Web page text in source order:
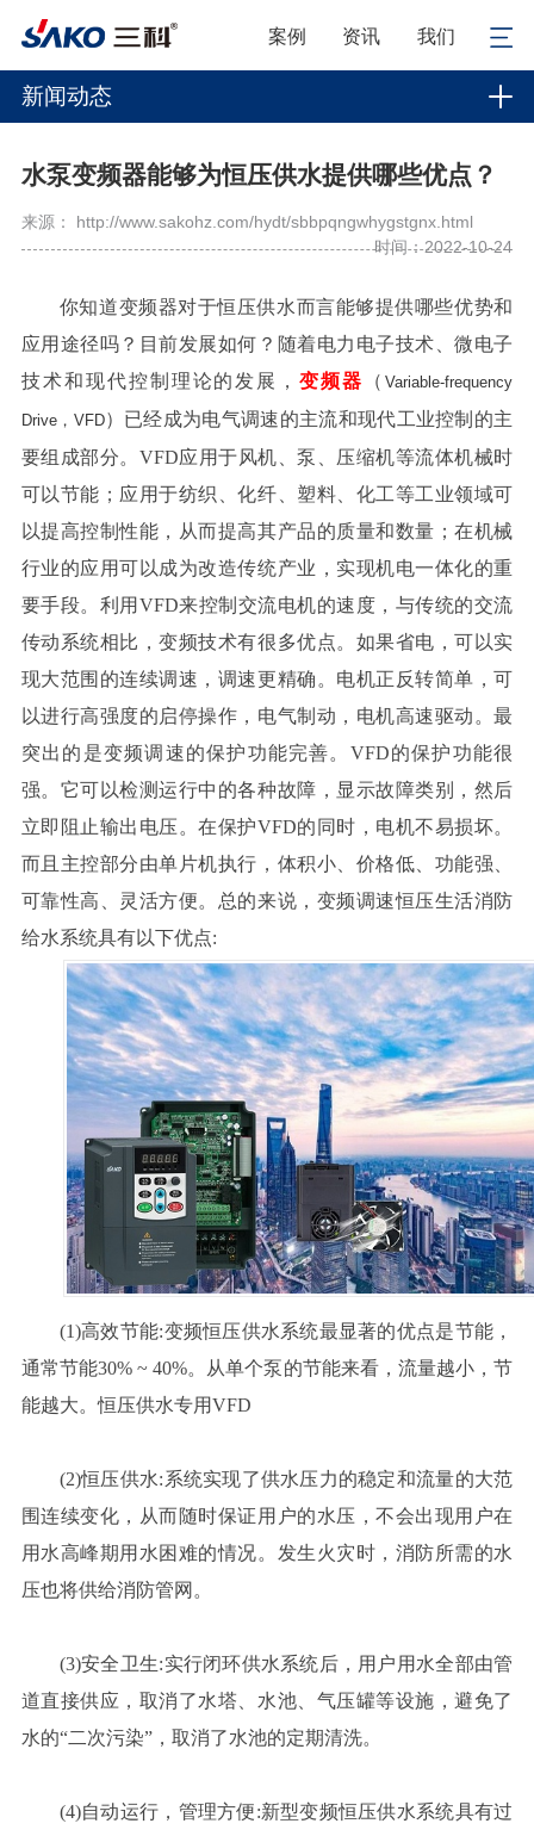
案例 资讯 我们
新闻动态
水泵变频器能够为恒压供水提供哪些优点？
来源： http://www.sakohz.com/hydt/sbbpqngwhygstgnx.html
时间：2022-10-24
你知道变频器对于恒压供水而言能够提供哪些优势和
应用途径吗？目前发展如何？随着电力电子技术、微电子
技术和现代控制理论的发展，变频器 （Variable-frequency
Drive，VFD）已经成为电气调速的主流和现代工业控制的主
要组成部分。VFD应用于风机、泵、压缩机等流体机械时
可以节能；应用于纺织、化纤、塑料、化工等工业领域可
以提高控制性能，从而提高其产品的质量和数量；在机械
行业的应用可以成为改造传统产业，实现机电一体化的重
要手段。利用VFD来控制交流电机的速度，与传统的交流
传动系统相比，变频技术有很多优点。如果省电，可以实
现大范围的连续调速，调速更精确。电机正反转简单，可
以进行高强度的启停操作，电气制动，电机高速驱动。最
突出的是变频调速的保护功能完善。VFD的保护功能很
强。它可以检测运行中的各种故障，显示故障类别，然后
立即阻止输出电压。在保护VFD的同时，电机不易损坏。
而且主控部分由单片机执行，体积小、价格低、功能强、
可靠性高、灵活方便。总的来说，变频调速恒压生活消防
给水系统具有以下优点:
(1)高效节能:变频恒压供水系统最显著的优点是节能，
通常节能30% ~ 40%。从单个泵的节能来看，流量越小，节
能越大。恒压供水专用VFD
(2)恒压供水:系统实现了供水压力的稳定和流量的大范
围连续变化，从而随时保证用户的水压，不会出现用户在
用水高峰期用水困难的情况。发生火灾时，消防所需的水
压也将供给消防管网。
(3)安全卫生:实行闭环供水系统后，用户用水全部由管
道直接供应，取消了水塔、水池、气压罐等设施，避免了
水的“二次污染”，取消了水池的定期清洗。
(4)自动运行，管理方便:新型变频恒压供水系统具有过